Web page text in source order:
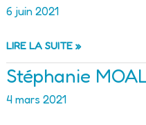
6 juin 2021
LES
MAINS
DU
MUNG
LIRE LA SUITE »
Stéphanie
4 mars 2021